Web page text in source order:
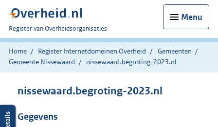
Menu
U
bent
nu
hier:
Register van Overheidsorganisaties
Home Register Internetdomeinen Overheid
Gemeenten
Gemeente Nissewaard
nissewaard.begroting-2023.nl
nissewaard.begroting-2023.nl
Gegevens